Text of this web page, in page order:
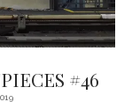
#46